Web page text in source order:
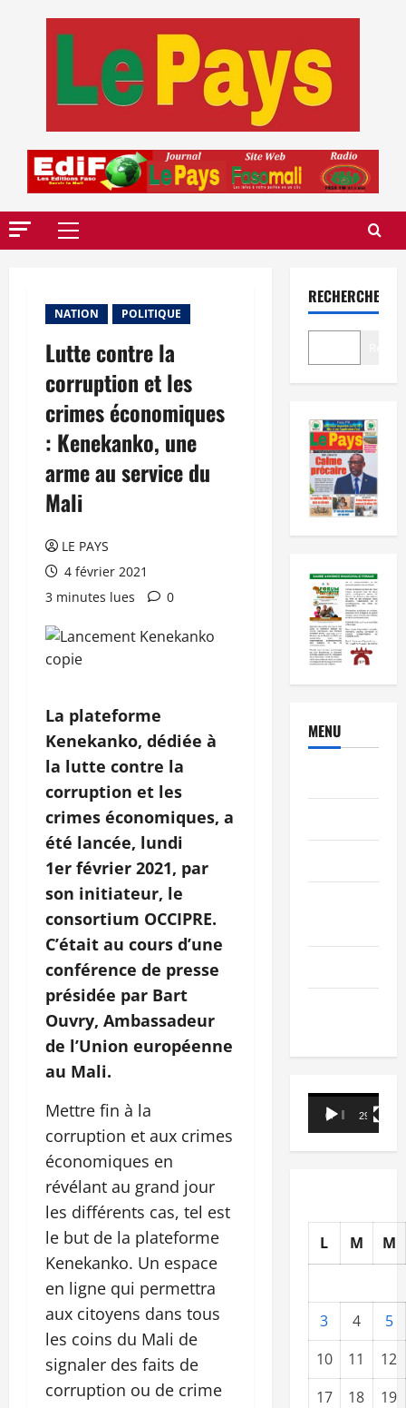
Menu
NATION POLITIQUE
Lutte contre la
corruption et les
crimes économiques
: Kenekanko, une
arme au service du
Mali
LE PAYS
4 février 2021
3 minutes lues
0
La plateforme
Kenekanko, dédiée à
la lutte contre la
corruption et les
crimes économiques, a
été lancée, lundi
1er février 2021, par
son initiateur, le
consortium OCCIPRE.
C’était au cours d’une
conférence de presse
présidée par Bart
Ouvry, Ambassadeur
de l’Union européenne
au Mali.
Mettre fin à la
corruption et aux crimes
économiques en
révélant au grand jour
les différents cas, tel est
le but de la plateforme
Kenekanko. Un espace
en ligne qui permettra
aux citoyens dans tous
les coins du Mali de
signaler des faits de
corruption ou de crime
RECHERCHER
MENU
Lecteur
vidéo
00:00 29:21
L M M
3 4
5
10
11
12
17
18
19